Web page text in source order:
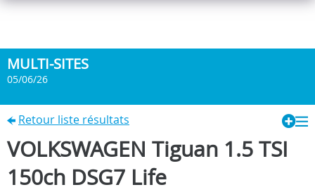
MULTI-SITES
05/06/26
Retour liste résultats
VOLKSWAGEN Tiguan 1.5 TSI
150ch DSG7 Life